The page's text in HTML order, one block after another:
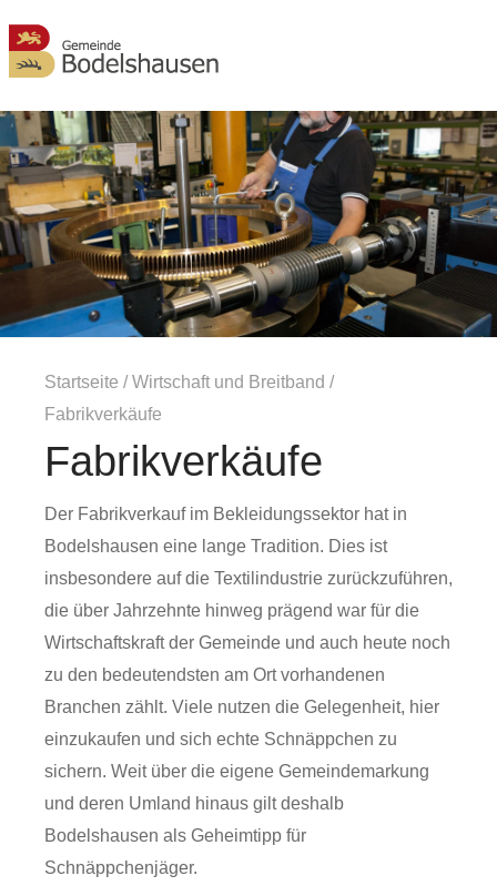
Startseite /Wirtschaft und Breitband /
Fabrikverkäufe
Fabrikverkäufe
Der Fabrikverkauf im Bekleidungssektor hat in
Bodelshausen eine lange Tradition. Dies ist
insbesondere auf die Textilindustrie zurückzuführen,
die über Jahrzehnte hinweg prägend war für die
Wirtschaftskraft der Gemeinde und auch heute noch
zu den bedeutendsten am Ort vorhandenen
Branchen zählt. Viele nutzen die Gelegenheit, hier
einzukaufen und sich echte Schnäppchen zu
sichern. Weit über die eigene Gemeindemarkung
und deren Umland hinaus gilt deshalb
Bodelshausen als Geheimtipp für
Schnäppchenjäger.